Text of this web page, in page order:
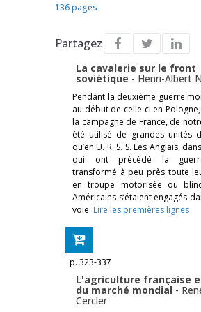
136 pages
Partagez
La cavalerie sur le front
soviétique - Henri-Albert
Pendant la deuxième guerre
au début de celle-ci en
la campagne de France, de
été utilisé de grandes unités
qu’en U. R. S. S. Les Anglais,
qui ont précédé la
transformé à peu près toute
en troupe motorisée ou
Américains s’étaient engagés
voie. Lire les premières lignes
p. 323-337
L'agriculture française
du marché mondial -
Cercler